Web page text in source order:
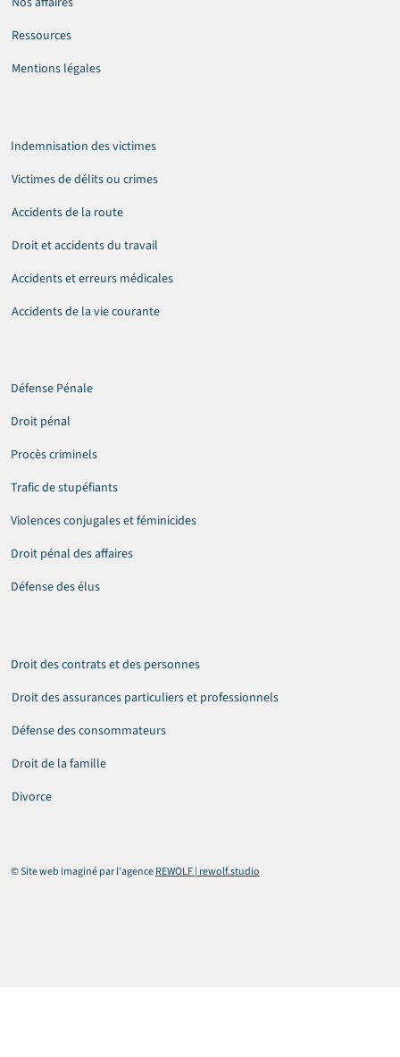
© Site web imaginé par l'agenceREWOLF | rewolf.studio
Ressources
Mentions légales
Défense Pénale
Droit pénal
Procès criminels
Trafic de stupéfiants
Violences conjugales et féminicides
Droit pénal des affaires
Défense des élus
Indemnisation des victimes
Victimes de délits ou crimes
Accidents de la route
Droit et accidents du travail
Accidents et erreurs médicales
Accidents de la vie courante
Droit des contrats et des personnes
Droit des assurances particuliers et professionnels
Défense des consommateurs
Droit de la famille
Divorce